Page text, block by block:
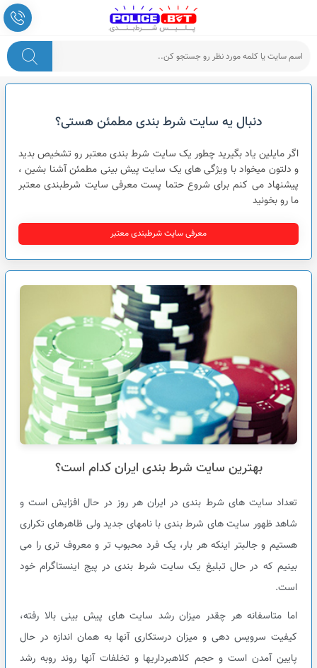
دنبال یه سایت شرط بندی مطمئن هستی؟
اگر مایلین یاد بگیرید چطور یک سایت شرط بندی معتبر رو تشخیص بدید
و دلتون میخواد با ویژگی های یک سایت پیش بینی مطمئن آشنا بشین ،
پیشنهاد می کنم برای شروع حتما پست معرفی سایت شرطبندی معتبر
ما رو بخونید
معرفی سایت شرطبندی معتبر
بهترین سایت شرط بندی ایران کدام است؟
تعداد سایت های شرط بندی در ایران هر روز در حال افزایش است و
شاهد ظهور سایت های شرط بندی با نامهای جدید ولی ظاهرهای تکراری
هستیم و جالبتر اینکه هر بار، یک فرد محبوب تر و معروف تری را می
بینیم که در حال تبلیغ یک سایت شرط بندی در پیج اینستاگرام خود
است.
اما متاسفانه هر چقدر میزان رشد سایت های پیش بینی بالا رفته،
کیفیت سرویس دهی و میزان درستکاری آنها به همان اندازه در حال
پایین آمدن است و حجم کلاهبرداریها و تخلفات آنها روند روبه رشد